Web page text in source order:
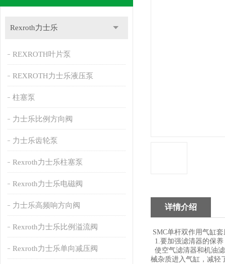
Rexroth力士乐
REXROTH叶片泵
REXROTH力士乐液压泵
柱塞泵
力士乐比例方向阀
力士乐齿轮泵
Rexroth力士乐柱塞泵
Rexroth力士乐电磁阀
力士乐高频响方向阀
Rexroth力士乐比例溢流阀
Rexroth力士乐单向减压阀
详情介绍
SMC单杆双作用气缸
1.要加强滤清器的保养
使空气滤清器和机油
械杂质进入气缸，减轻